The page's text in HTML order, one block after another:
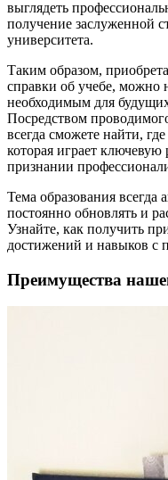
выглядеть
получение заслуженной
университета.
Таким образом,
справки об учебе, можно
необходимым для
Посредством
всегда сможете найти,
которая играет
признании
Тема образования
постоянно обновлять и
Узнайте, как получить
достижений и навыков
Преимущества